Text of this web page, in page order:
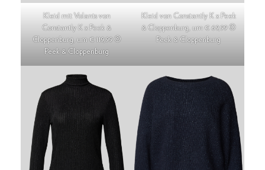
Kleid mit Volants von
Constantly K x Peek &
Cloppenburg, um € 119,99 ©
Peek & Cloppenburg
Kleid von Constantly K x Peek
& Cloppenburg, um € 69,99 ©
Peek & Cloppenburg